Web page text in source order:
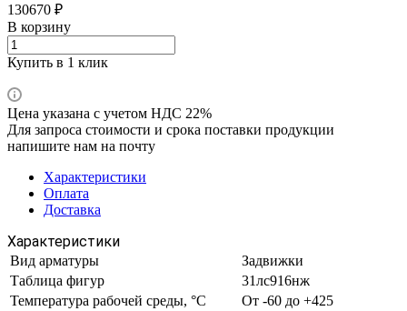
130670 ₽
В корзину
Купить в 1 клик
Цена указана с учетом НДС 22%
Для запроса стоимости и срока поставки продукции
напишите нам на почту
Характеристики
Оплата
Доставка
Характеристики
Вид арматуры
Задвижки
Таблица фигур
31лс916нж
Температура рабочей среды, °С
От -60 до +425